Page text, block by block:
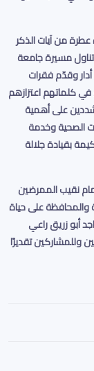
من آيات الذكر
مسيرة جامعة
وقدّم فقرات
في كلماتهم اعتزازهم
على أهمية
الصحية وخدمة
بقيادة جلالة
نقيب الممرضين
والمحافظة على حياة
أبو زريق راعي
وللمشاركين تقديرًا